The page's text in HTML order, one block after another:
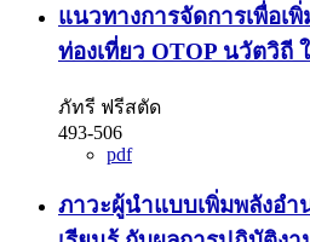
แนวทางการจัดการเพื่อเ
ท่องเที่ยว OTOP นวัตวิถี
ภัทรี ฟรีสตัด
493-506
pdf
ภาวะผู้นำแบบเพิ่มพลังอำ